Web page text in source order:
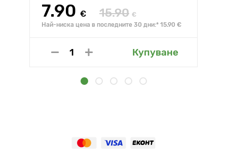
7.90 € 15.90 €
Най-ниска цена в последните 30 дни:* 15.90 €
Купуване